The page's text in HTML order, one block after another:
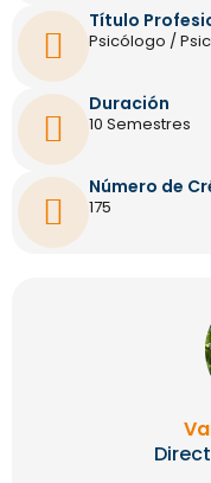
Título
Psicólogo /
Duración
10 Semestres
Número de
175